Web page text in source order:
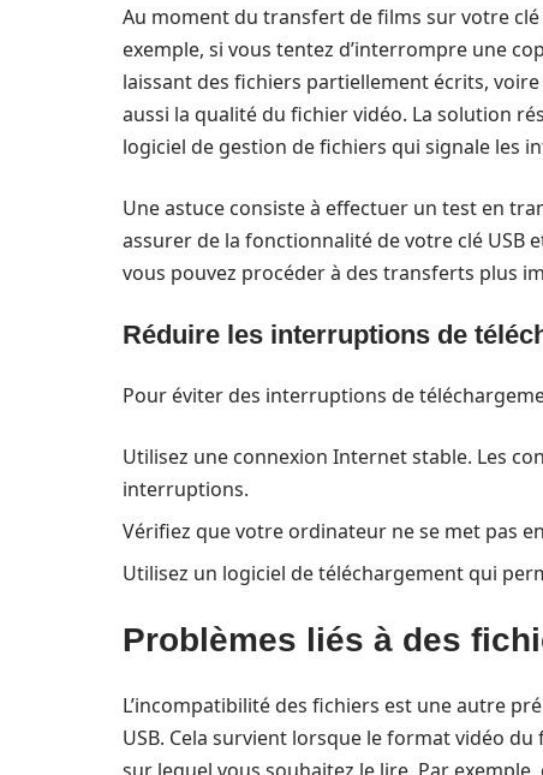
Au moment du transfert de films sur votre
exemple, si vous tentez d’interrompre une
laissant des fichiers partiellement écrits,
aussi la qualité du fichier vidéo. La solution
logiciel de gestion de fichiers qui signale les
Une astuce consiste à effectuer un test en
assurer de la fonctionnalité de votre clé USB
vous pouvez procéder à des transferts plus
Réduire les interruptions de
Pour éviter des interruptions de
Utilisez une connexion Internet stable. Les
interruptions.
Vérifiez que votre ordinateur ne se met pas
Utilisez un logiciel de téléchargement qui
Problèmes liés à des
L’incompatibilité des fichiers est une autre
USB. Cela survient lorsque le format vidéo